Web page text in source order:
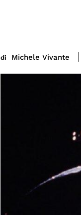
di Michele Vivante